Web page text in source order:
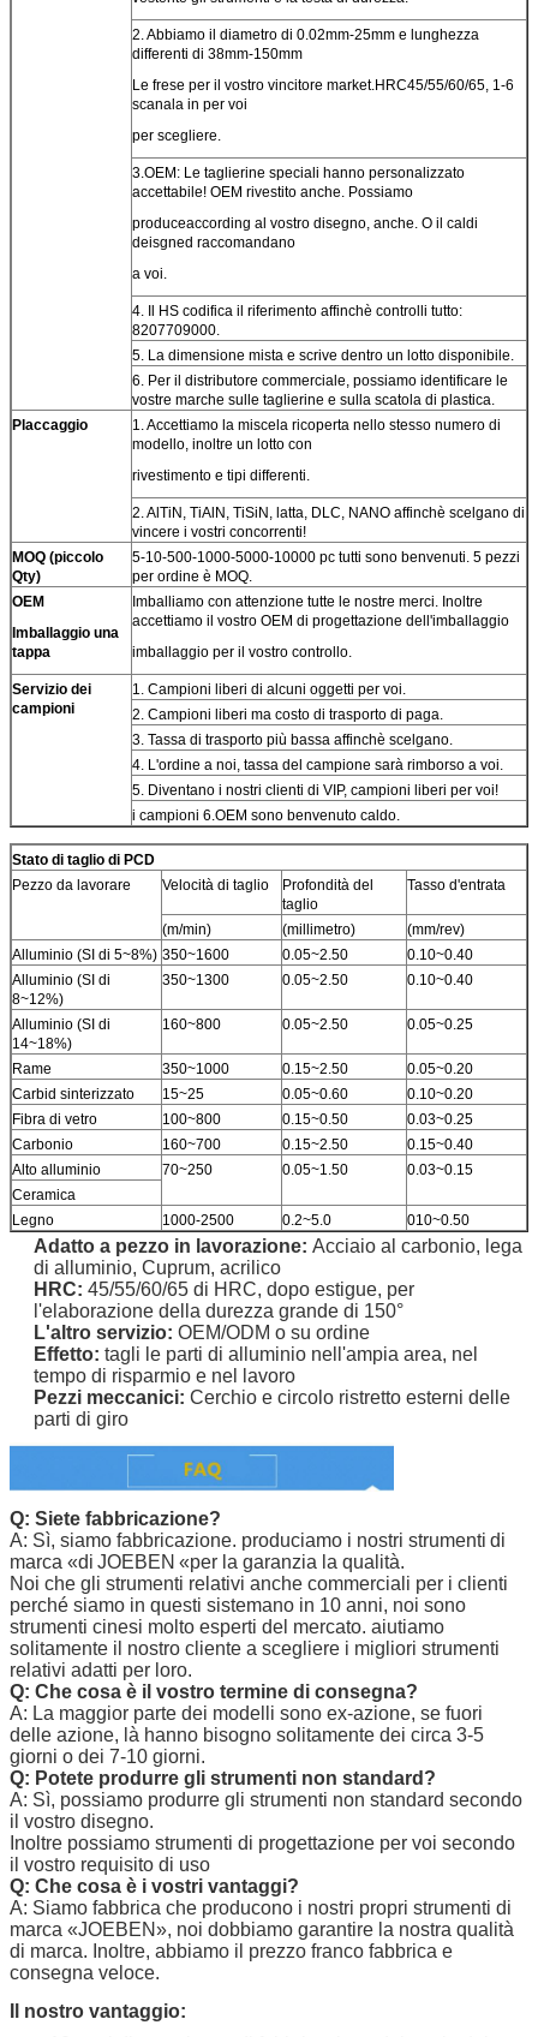
2. Abbiamo il diametro di 0.02mm-25mm e lunghezza
differenti di 38mm-150mm
Le frese per il vostro vincitore market.HRC45/55/60/65, 1-6
scanala in per voi
per scegliere.
3.OEM: Le taglierine speciali hanno personalizzato
accettabile! OEM rivestito anche. Possiamo
produceaccording al vostro disegno, anche. O il caldi
deisgned raccomandano
a voi.
4. Il HS codifica il riferimento affinchè controlli tutto:
8207709000.
5. La dimensione mista e scrive dentro un lotto disponibile.
6. Per il distributore commerciale, possiamo identificare le
vostre marche sulle taglierine e sulla scatola di plastica.
Placcaggio
1. Accettiamo la miscela ricoperta nello stesso numero di
modello, inoltre un lotto con
rivestimento e tipi differenti.
2. AlTiN, TiAlN, TiSiN, latta, DLC, NANO affinchè scelgano di
vincere i vostri concorrenti!
MOQ (piccolo
Qty)
5-10-500-1000-5000-10000 pc tutti sono benvenuti. 5 pezzi
per ordine è MOQ.
OEM
Imballaggio una
tappa
Imballiamo con attenzione tutte le nostre merci. Inoltre
accettiamo il vostro OEM di progettazione dell'imballaggio
imballaggio per il vostro controllo.
Servizio dei
campioni
1. Campioni liberi di alcuni oggetti per voi.
2. Campioni liberi ma costo di trasporto di paga.
3. Tassa di trasporto più bassa affinchè scelgano.
4. L'ordine a noi, tassa del campione sarà rimborso a voi.
5. Diventano i nostri clienti di VIP, campioni liberi per voi!
i campioni 6.OEM sono benvenuto caldo.
Stato di taglio di PCD
Pezzo da lavorare
Velocità di taglio
Profondità del
taglio
Tasso d'entrata
(m/min) (millimetro)
(mm/rev)
Alluminio (SI di 5~8%) 350~1600 0.05~2.50
0.10~0.40
Alluminio (SI di
8~12%)
350~1300 0.05~2.50 0.10~0.40
Alluminio (SI di
14~18%)
160~800 0.05~2.50 0.05~0.25
Rame 350~1000 0.15~2.50
0.05~0.20
Carbid sinterizzato
15~25 0.05~0.60
0.10~0.20
Fibra di vetro
100~800 0.15~0.50
0.03~0.25
Carbonio
160~700 0.15~2.50
0.15~0.40
Alto alluminio
70~250 0.05~1.50
0.03~0.15
Ceramica
Legno
1000-2500 0.2~5.0 010~0.50
Adatto a pezzo in lavorazione: Acciaio al carbonio, lega
di alluminio, Cuprum, acrilico
HRC: 45/55/60/65 di HRC, dopo estigue, per
l'elaborazione della durezza grande di 150°
L'altro servizio: OEM/ODM o su ordine
Effetto: tagli le parti di alluminio nell'ampia area, nel
tempo di risparmio e nel lavoro
Pezzi meccanici: Cerchio e circolo ristretto esterni delle
parti di giro
Q: Siete fabbricazione?
A: Sì, siamo fabbricazione. produciamo i nostri strumenti di
marca «di JOEBEN «per la garanzia la qualità.
Noi che gli strumenti relativi anche commerciali per i clienti
perché siamo in questi sistemano in 10 anni, noi sono
strumenti cinesi molto esperti del mercato. aiutiamo
solitamente il nostro cliente a scegliere i migliori strumenti
relativi adatti per loro.
Q: Che cosa è il vostro termine di consegna?
A: La maggior parte dei modelli sono ex-azione, se fuori
delle azione, là hanno bisogno solitamente dei circa 3-5
giorni o dei 7-10 giorni.
Q: Potete produrre gli strumenti non standard?
A: Sì, possiamo produrre gli strumenti non standard secondo
il vostro disegno.
Inoltre possiamo strumenti di progettazione per voi secondo
il vostro requisito di uso
Q: Che cosa è i vostri vantaggi?
A: Siamo fabbrica che producono i nostri propri strumenti di
marca «JOEBEN», noi dobbiamo garantire la nostra qualità
di marca. Inoltre, abbiamo il prezzo franco fabbrica e
consegna veloce.
Il nostro vantaggio: